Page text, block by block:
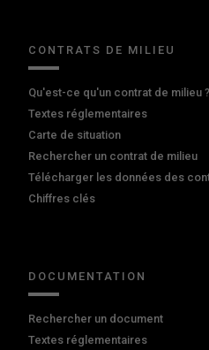
CONTRATS DE MILIEU
Qu'est-ce qu'un contrat de milieu ?
Textes réglementaires
Carte de situation
Rechercher un contrat de milieu
Télécharger les données des
Chiffres clés
DOCUMENTATION
Rechercher un document
Textes réglementaires